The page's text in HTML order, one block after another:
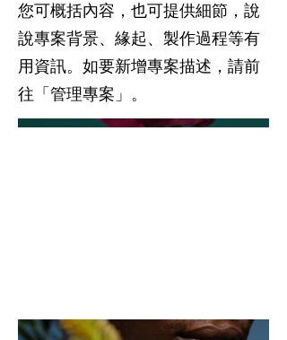
您可概括內容，也可提供細節，說
說專案背景、緣起、製作過程等有
用資訊。如要新增專案描述，請前
往「管理專案」。